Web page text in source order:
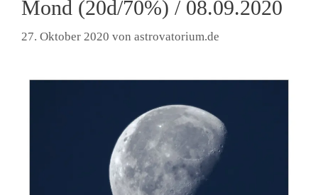
Mond (20d/70%) / 08.09.2020
27. Oktober 2020 von astrovatorium.de